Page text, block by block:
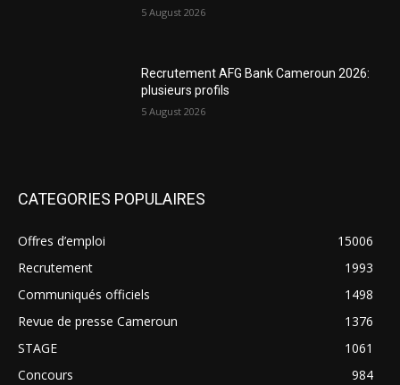
5 August 2026
Recrutement AFG Bank Cameroun 2026:
plusieurs profils
5 August 2026
CATEGORIES POPULAIRES
Offres d’emploi
15006
Recrutement
1993
Communiqués officiels
1498
Revue de presse Cameroun
1376
STAGE
1061
Concours
984